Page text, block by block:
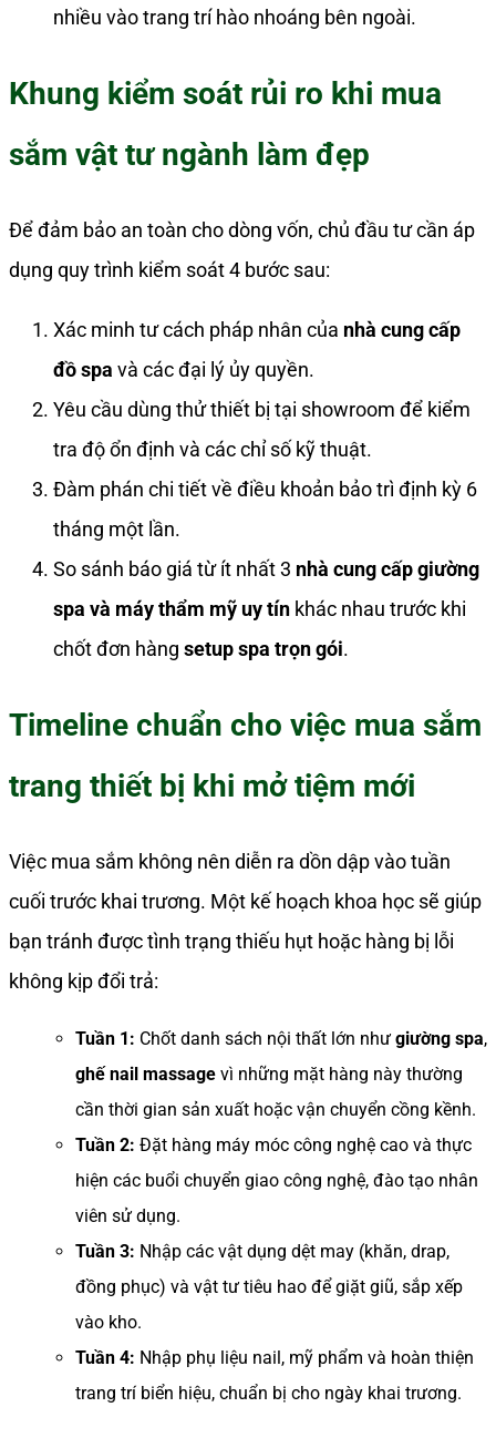
nhiều vào trang trí hào nhoáng bên ngoài.
Khung kiểm soát rủi ro khi mua
sắm vật tư ngành làm đẹp
Để đảm bảo an toàn cho dòng vốn, chủ đầu tư cần áp
dụng quy trình kiểm soát 4 bước sau:
Xác minh tư cách pháp nhân của nhà cung cấp
đồ spa và các đại lý ủy quyền.
Yêu cầu dùng thử thiết bị tại showroom để kiểm
tra độ ổn định và các chỉ số kỹ thuật.
Đàm phán chi tiết về điều khoản bảo trì định kỳ 6
tháng một lần.
So sánh báo giá từ ít nhất 3 nhà cung cấp giường
spa và máy thẩm mỹ uy tín khác nhau trước khi
chốt đơn hàng setup spa trọn gói.
Timeline chuẩn cho việc mua sắm
trang thiết bị khi mở tiệm mới
Việc mua sắm không nên diễn ra dồn dập vào tuần
cuối trước khai trương. Một kế hoạch khoa học sẽ giúp
bạn tránh được tình trạng thiếu hụt hoặc hàng bị lỗi
không kịp đổi trả:
Tuần 1: Chốt danh sách nội thất lớn như giường spa,
ghế nail massage vì những mặt hàng này thường
cần thời gian sản xuất hoặc vận chuyển cồng kềnh.
Tuần 2: Đặt hàng máy móc công nghệ cao và thực
hiện các buổi chuyển giao công nghệ, đào tạo nhân
viên sử dụng.
Tuần 3: Nhập các vật dụng dệt may (khăn, drap,
đồng phục) và vật tư tiêu hao để giặt giũ, sắp xếp
vào kho.
Tuần 4: Nhập phụ liệu nail, mỹ phẩm và hoàn thiện
trang trí biển hiệu, chuẩn bị cho ngày khai trương.